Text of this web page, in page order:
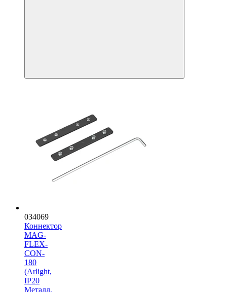
034069
Коннектор
MAG-
FLEX-
CON-
180
(Arlight,
IP20
Металл,